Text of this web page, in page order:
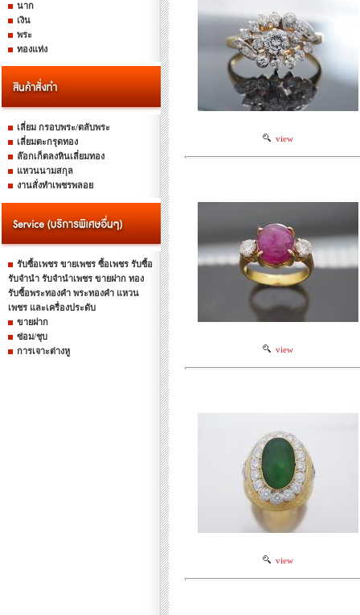
นาก
เงิน
พระ
ทองแท่ง
เลี่ยม กรอบพระ/ตลับพระ
เลี่ยมตะกรุดทอง
ล๊อกเก็ตลงหินเลี่ยมทอง
แหวนนามสกุล
งานสั่งทำเพชรพลอย
รับซื้อเพชร ขายเพชร ซื้อเพชร รับซื้อ
รับจำนำ รับจำนำเพชร ขายฝาก ทอง
รับซื้อพระทองคำ พระทองคำ แหวน
เพชร และเครื่องประดับ
ขายฝาก
ซ่อม/ชุบ
การเจาะต่างหู
view
view
view